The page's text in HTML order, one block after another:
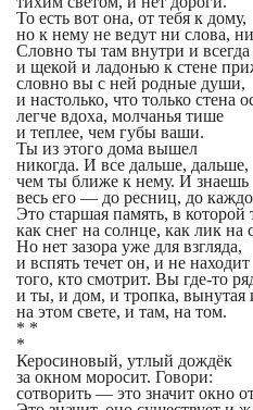
То есть вот она, от тебя к дому,
но к нему не ведут ни слова,
Словно ты там внутри и
и щекой и ладонью к стене
словно вы с ней родные души,
и настолько, что только стена
легче вдоха, молчанья тише
и теплее, чем губы ваши.
Ты из этого дома вышел
никогда. И все дальше, дальше,
чем ты ближе к нему. И знаешь
весь его — до ресниц, до
Это старшая память, в которой
как снег на солнце, как лик на
Но нет зазора уже для взгляда,
и вспять течет он, и не находит
того, кто смотрит. Вы где-то
и ты, и дом, и тропка, вынутая
на этом свете, и там, на том.
* *
*
Керосиновый, утлый дождёк
за окном моросит. Говори:
сотворить — это значит окно